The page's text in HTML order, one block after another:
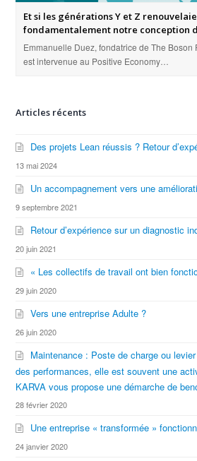
Et si les générations Y et Z
fondamentalement notre conception
Emmanuelle Duez, fondatrice de The Boson
est intervenue au Positive Economy…
Articles récents
Des projets Lean réussis ? Retour
13 mai 2024
Un accompagnement vers une
9 septembre 2021
Retour d’expérience sur un diagnostic
20 juin 2021
« Les collectifs de travail ont bien
29 juin 2020
Vers une entreprise Adulte ?
26 juin 2020
Maintenance : Poste de charge ou
des performances, elle est souvent une
KARVA vous propose une démarche de
28 février 2020
Une entreprise « transformée »
24 janvier 2020